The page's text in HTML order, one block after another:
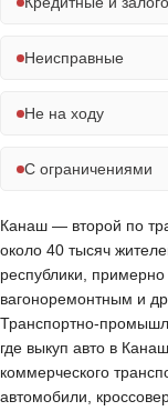
Неисправные
Не на ходу
С ограничениями
Канаш — второй по
около 40 тысяч
республики,
вагоноремонтным и
Транспортно-
где выкуп авто в
коммерческого
автомобили,